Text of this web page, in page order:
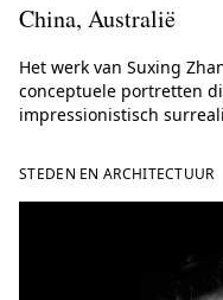
China, Australië
Het werk van Suxing
conceptuele portretten
impressionistisch
STEDEN EN ARCHITECTUUR